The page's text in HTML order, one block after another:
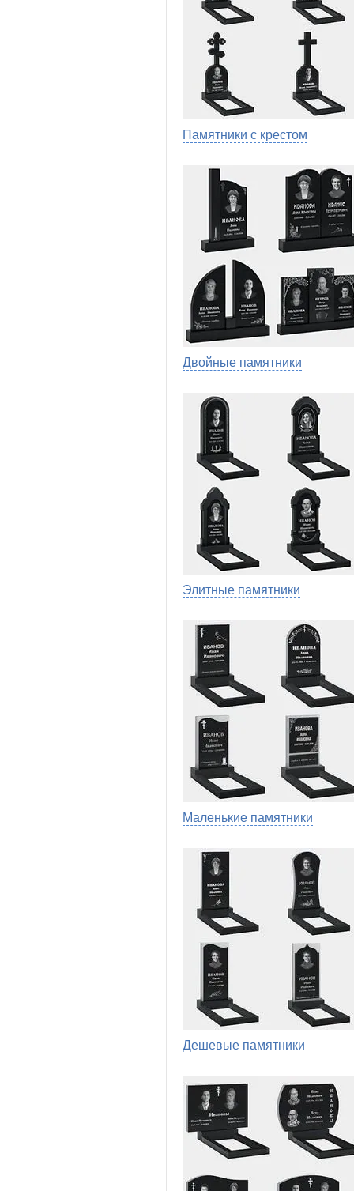
Памятники с крестом
Двойные памятники
Элитные памятники
Маленькие памятники
Дешевые памятники